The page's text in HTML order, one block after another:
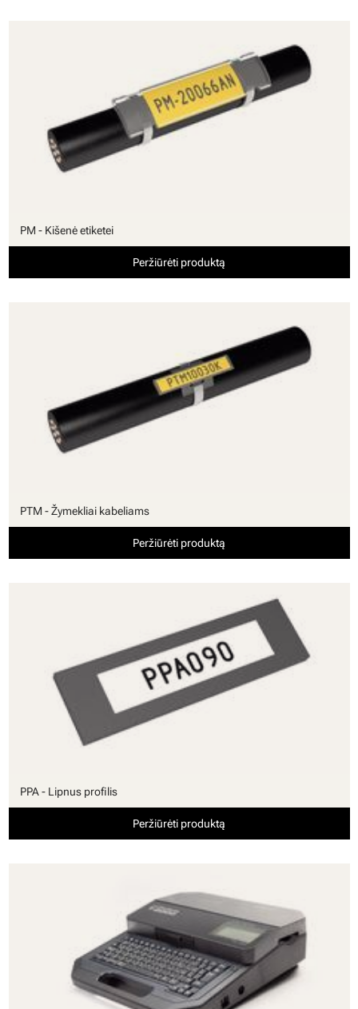
PM - Kišenė etiketei
Peržiūrėti produktą
PTM - Žymekliai kabeliams
Peržiūrėti produktą
PPA - Lipnus profilis
Peržiūrėti produktą